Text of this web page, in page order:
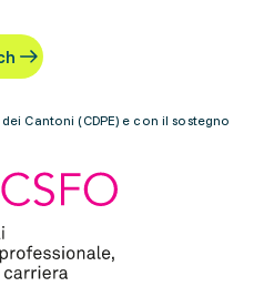
Cantoni (CDPE) e con il sostegno